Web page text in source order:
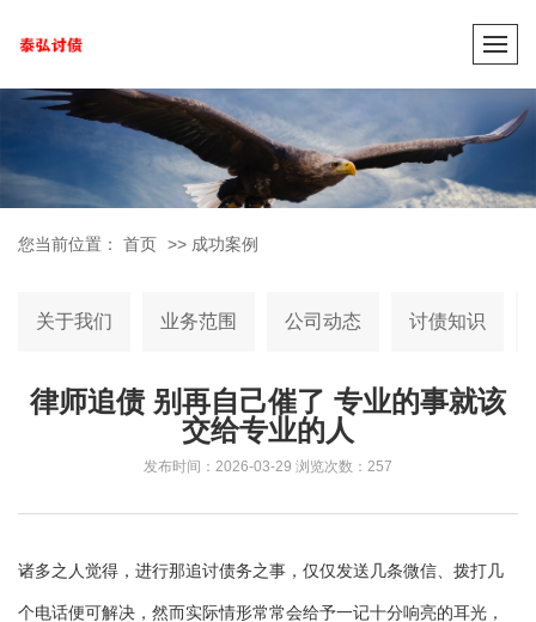
您当前位置： 首页 >> 成功案例
关于我们 业务范围 公司动态 讨债知识
律师追债 别再自己催了 专业的事就该
交给专业的人
发布时间：2026-03-29 浏览次数：257
诸多之人觉得，进行那追讨债务之事，仅仅发送几条微信、拨打几
个电话便可解决，然而实际情形常常会给予一记十分响亮的耳光，